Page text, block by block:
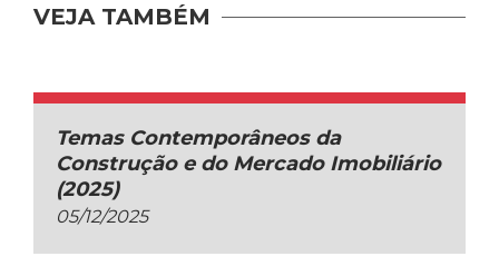
VEJA TAMBÉM
Temas Contemporâneos da
Construção e do Mercado Imobiliário
(2025)
05/12/2025